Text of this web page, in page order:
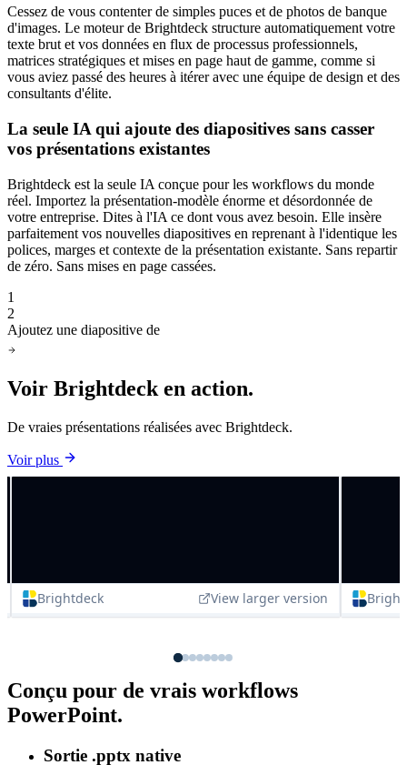
Cessez de vous contenter de simples puces et de photos de banque
d'images. Le moteur de Brightdeck structure automatiquement votre
texte brut et vos données en flux de processus professionnels,
matrices stratégiques et mises en page haut de gamme, comme si
vous aviez passé des heures à itérer avec une équipe de design et des
consultants d'élite.
La seule IA qui ajoute des diapositives sans casser
vos présentations existantes
Brightdeck est la seule IA conçue pour les workflows du monde
réel. Importez la présentation-modèle énorme et désordonnée de
votre entreprise. Dites à l'IA ce dont vous avez besoin. Elle insère
parfaitement vos nouvelles diapositives en reprenant à l'identique les
polices, marges et contexte de la présentation existante. Sans repartir
de zéro. Sans mises en page cassées.
1
+
2
Voir Brightdecken action.
De vraies présentations réalisées avec Brightdeck.
Conçu pour de vrais workflows
PowerPoint.